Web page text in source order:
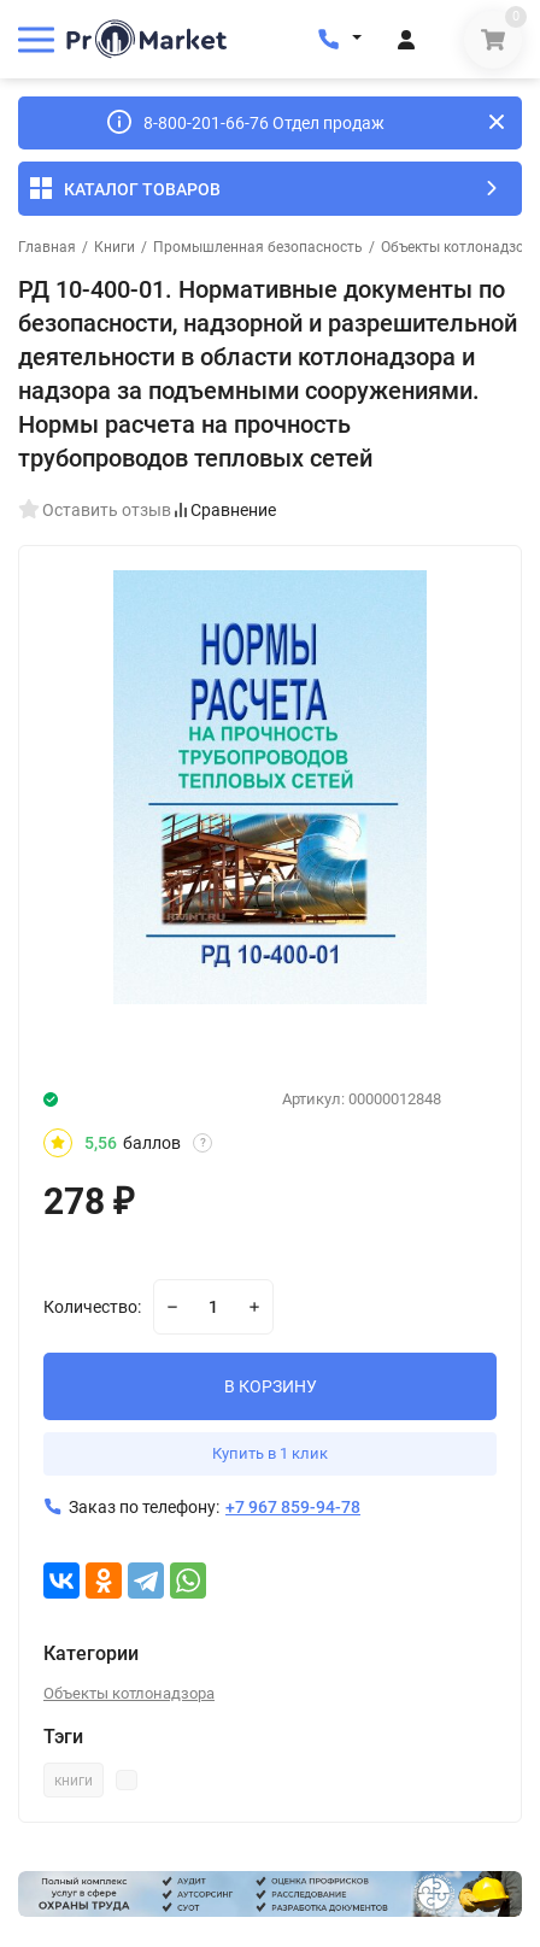
0
8-800-201-66-76 Отдел продаж
КАТАЛОГ ТОВАРОВ
Главная / Книги / Промышленная безопасность / Объекты котлонадзора
РД 10-400-01. Нормативные документы по
безопасности, надзорной и разрешительной
деятельности в области котлонадзора и
надзора за подъемными сооружениями.
Нормы расчета на прочность
трубопроводов тепловых сетей
Оставить отзыв Сравнение
Артикул: 00000012848
5,56 баллов ?
278 ₽
Количество:
В КОРЗИНУ
Купить в 1 клик
Заказ по телефону: +7 967 859-94-78
Категории
Объекты котлонадзора
Тэги
книги